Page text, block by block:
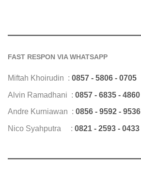
FAST RESPON VIA WHATSAPP
Miftah Khoirudin : 0857 - 5806 - 0705
Alvin Ramadhani : 0857 - 6835 - 4860
Andre Kurniawan : 0856 - 9592 - 9536
Nico Syahputra : 0821 - 2593 - 0433